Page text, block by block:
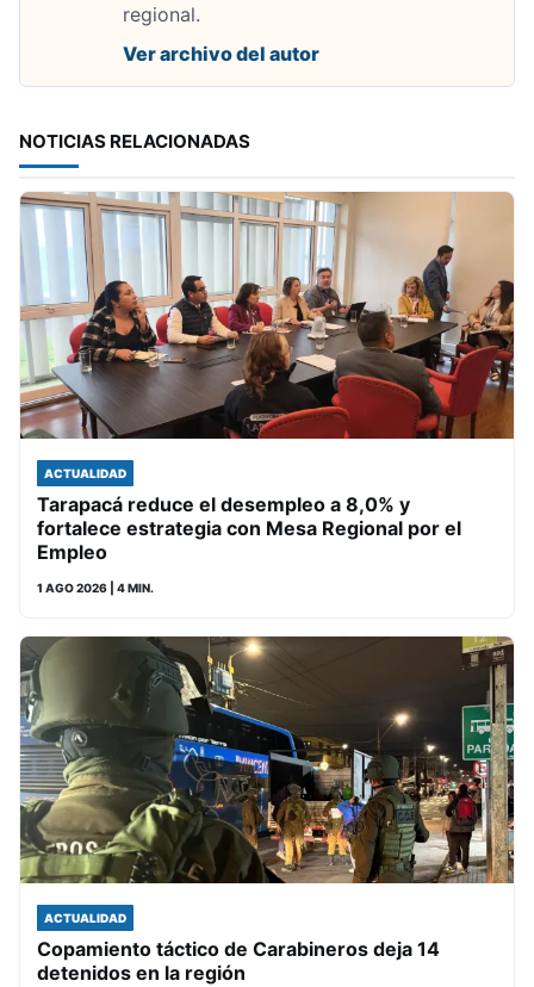
regional.
Ver archivo del autor
NOTICIAS RELACIONADAS
ACTUALIDAD
Tarapacá reduce el desempleo a 8,0% y
fortalece estrategia con Mesa Regional por el
Empleo
1 AGO 2026 | 4 MIN.
ACTUALIDAD
Copamiento táctico de Carabineros deja 14
detenidos en la región